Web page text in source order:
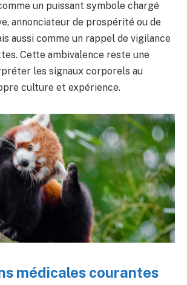
un puissant symbole chargé
annonciateur de prospérité ou de
aussi comme un rappel de vigilance
Cette ambivalence reste une
les signaux corporels au
culture et expérience.
médicales courantes